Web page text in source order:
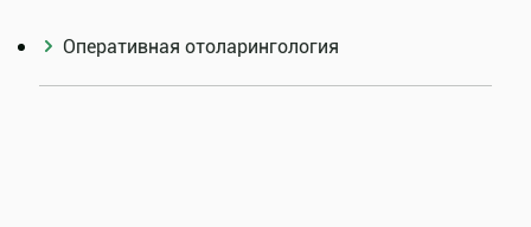
Оперативная отоларингология